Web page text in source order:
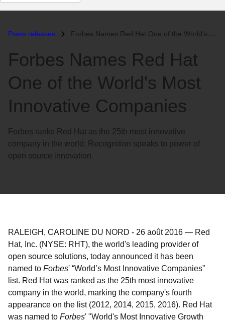
la
Press releases Forbes Names Red Hat One of the World's Most Innovative Companies...
Forbes Names Red Hat
One of the World's Most
Innovative Companies
Forbes ranks Red Hat as the 25th most innovative
company in the world; Recognition speaks to power of
open source innovation
RALEIGH, CAROLINE DU NORD - 26 août 2016 — Red
Hat, Inc. (NYSE: RHT), the world's leading provider of
open source solutions, today announced it has been
named to Forbes' “World’s Most Innovative Companies”
list. Red Hat was ranked as the 25th most innovative
company in the world, marking the company's fourth
appearance on the list (2012, 2014, 2015, 2016). Red Hat
was named to Forbes' "World's Most Innovative Growth